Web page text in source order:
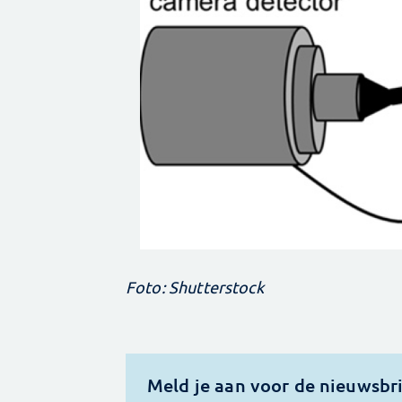
Foto: Shutterstock
Meld je aan voor de